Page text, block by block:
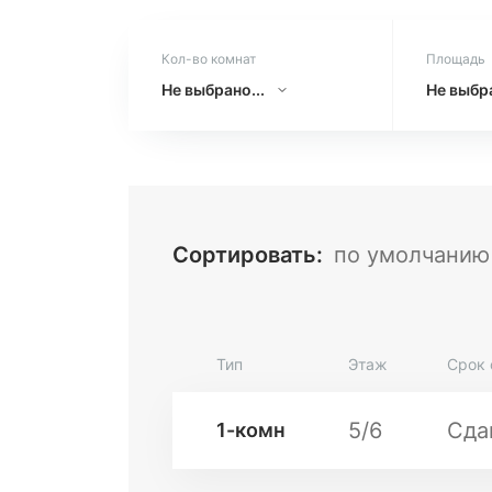
Не упустите возможность
сейчас!
Кол-во комнат
Не выбрано...
Площадь
Не
Сортировать: по умолчанию
Тип Этаж Срок
1-комн 5/6